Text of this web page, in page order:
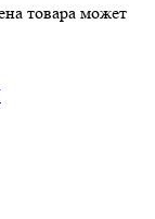
товара может